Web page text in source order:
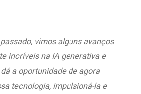
passado, vimos alguns avanços
incríveis na IA generativa e
a oportunidade de agora
tecnologia, impulsioná-la e